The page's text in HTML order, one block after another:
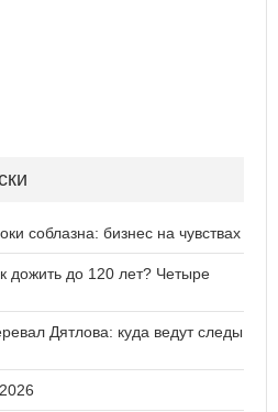
соблазна: бизнес на чувствах
дожить до 120 лет? Четыре
Дятлова: куда ведут следы